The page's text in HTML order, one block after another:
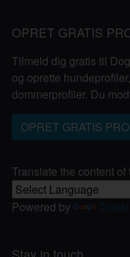
OPRET GRATIS
Tilmeld dig gratis til
og oprette
dommerprofiler. Du
OPRET GRATIS
Translate the content of
Powered by